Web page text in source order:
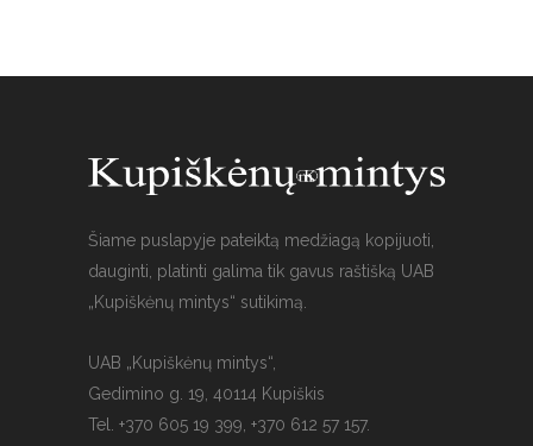
Šiame puslapyje pateiktą medžiagą kopijuoti,
dauginti, platinti galima tik gavus raštišką UAB
„Kupiškėnų mintys“ sutikimą.
UAB „Kupiškėnų mintys“,
Gedimino g. 19, 40114 Kupiškis
Tel. +370 605 19 399, +370 612 57 157.